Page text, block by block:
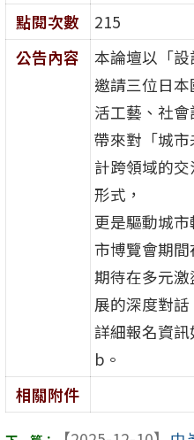
點閱次數
215
公告內容
本論壇以「設
邀請三位日
活工藝、社會
帶來對「城
計跨領域的
形式，
更是驅動城
市博覽會期間
期待在多元
展的深度對話
詳細報名資
b。
相關附件